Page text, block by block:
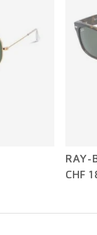
RAY-
CHF